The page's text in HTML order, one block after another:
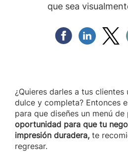
que sea
CompartirCompartir
¿Quieres darles a tus clientes
dulce y completa? Entonces
para que diseñes un menú de
oportunidad para que tu
impresión duradera, te
regresar.